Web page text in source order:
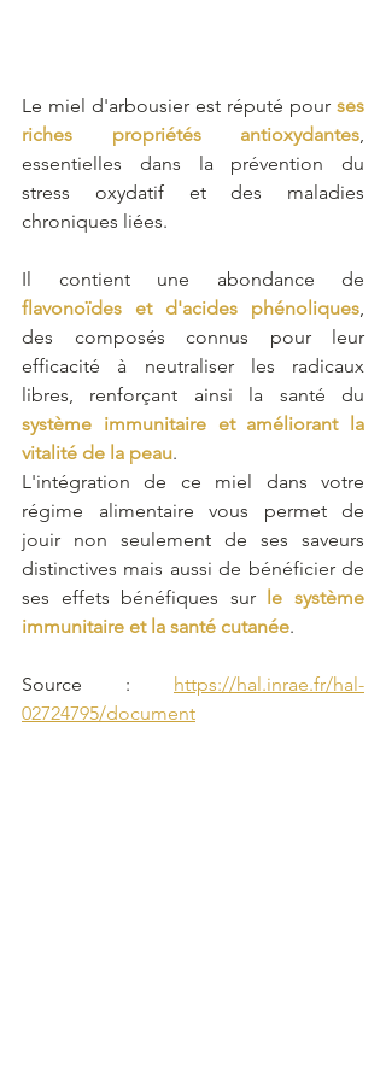
Le miel d'arbousier est réputé pour ses
riches propriétés antioxydantes,
essentielles dans la prévention du
stress oxydatif et des maladies
chroniques liées.
flavonoïdes et d'acides phénoliques,
des composés connus pour leur
efficacité à neutraliser les radicaux
système immunitaire et améliorant la
vitalité de la peau.
L'intégration de ce miel dans votre
régime alimentaire vous permet de
jouir non seulement de ses saveurs
distinctives mais aussi de bénéficier de
ses effets bénéfiques sur le système
immunitaire et la santé cutanée.
Source : https://hal.inrae.fr/hal-
02724795/document